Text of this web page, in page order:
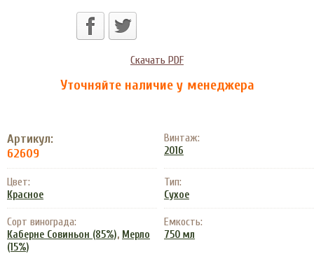
Скачать PDF
Уточняйте наличие у менеджера
Артикул:
62609
Винтаж:
2016
Цвет:
Красное
Тип:
Сухое
Сорт винограда:
Каберне Совиньон (85%), Мерло
(15%)
Емкость:
750 мл